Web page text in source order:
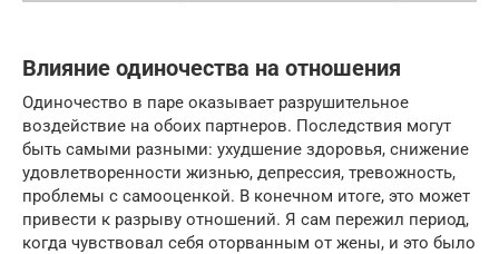
Влияние одиночества на отношения
Одиночество в паре оказывает разрушительное
воздействие на обоих партнеров. Последствия могут
быть самыми разными: ухудшение здоровья, снижение
удовлетворенности жизнью, депрессия, тревожность,
проблемы с самооценкой. В конечном итоге, это может
привести к разрыву отношений. Я сам пережил период,
когда чувствовал себя оторванным от жены, и это было